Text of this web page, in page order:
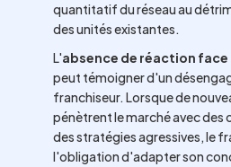
quantitatif du réseau au
des unités existantes.
L'absence de réaction face
peut témoigner d'un
franchiseur. Lorsque de
pénètrent le marché avec des
des stratégies agressives, le
l'obligation d'adapter son